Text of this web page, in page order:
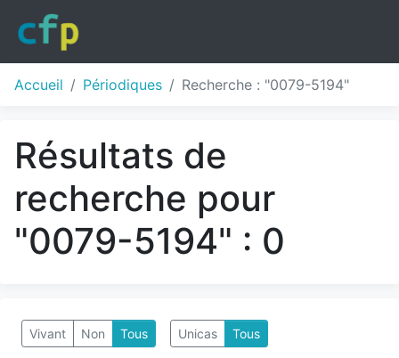
Accueil Périodiques Recherche : "0079-5194"
Résultats de
recherche pour
"0079-5194" : 0
Vivant Non Tous Unicas Tous